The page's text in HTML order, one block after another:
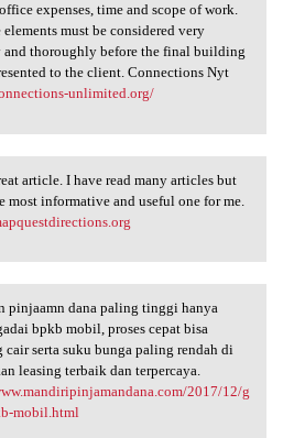
expenses, time and scope of work.
must be considered very
and thoroughly before the final building
to the client. Connections Nyt
unlimited.org/
article. I have
article. I have read many articles but
most informative and useful one for me.
pinjaamn dana paling
pinjaamn dana paling tinggi hanya
bpkb mobil, proses cepat bisa
cair serta suku bunga paling rendah di
leasing terbaik dan terpercaya.
2017/12/g
mobil.html